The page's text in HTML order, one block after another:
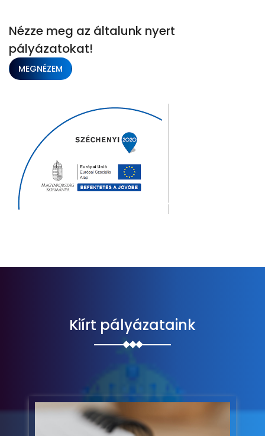
Nézze meg az általunk nyert
pályázatokat!
MEGNÉZEM
Kiírt pályázataink